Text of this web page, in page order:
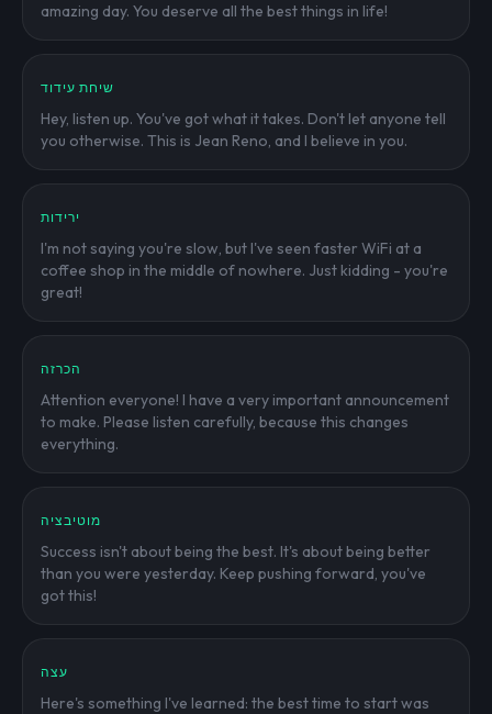
amazing day. You deserve all the best things in life!
שיחת עידוד
Hey, listen up. You've got what it takes. Don't let anyone tell
you otherwise. This is Jean Reno, and I believe in you.
ירידות
I'm not saying you're slow, but I've seen faster WiFi at a
coffee shop in the middle of nowhere. Just kidding - you're
great!
הכרזה
Attention everyone! I have a very important announcement
to make. Please listen carefully, because this changes
everything.
מוטיבציה
Success isn't about being the best. It's about being better
than you were yesterday. Keep pushing forward, you've
got this!
עצה
Here's something I've learned: the best time to start was